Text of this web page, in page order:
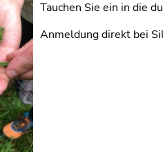
Tauchen Sie ein in die
Anmeldung direkt bei